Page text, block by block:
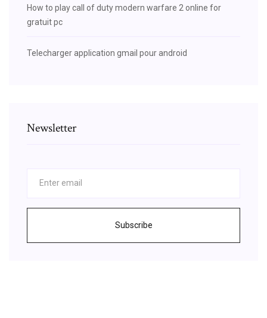
How to play call of duty modern warfare 2 online for
gratuit pc
Telecharger application gmail pour android
Newsletter
Subscribe